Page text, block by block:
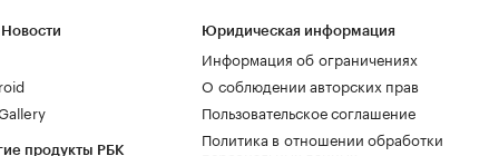
продукты РБК
Юридическая информация
Информация об ограничениях
О соблюдении авторских прав
Пользовательское соглашение
Политика в отношении обработки